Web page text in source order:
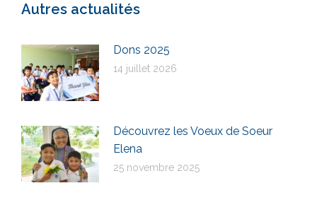
Autres actualités
Dons 2025
14 juillet 2026
Découvrez les Voeux de Soeur
Elena
25 novembre 2025